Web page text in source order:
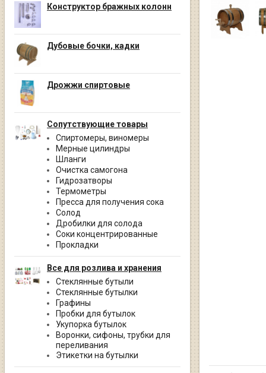
Конструктор бражных колонн
Дубовые бочки, кадки
Дрожжи спиртовые
Сопутствующие товары
Спиртомеры, виномеры
Мерные цилиндры
Шланги
Очистка самогона
Гидрозатворы
Термометры
Пресса для получения сока
Солод
Дробилки для солода
Соки концентрированные
Прокладки
Все для розлива и хранения
Стеклянные бутыли
Стеклянные бутылки
Графины
Пробки для бутылок
Укупорка бутылок
Воронки, сифоны, трубки для
переливания
Этикетки на бутылки